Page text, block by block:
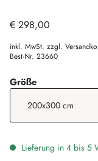
€ 298,00
inkl. MwSt. zzgl.
Best-Nr. 23660
Größe
Lieferung in 4 bis 5